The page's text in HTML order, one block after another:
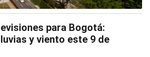
para Bogotá:
y viento este 9 de